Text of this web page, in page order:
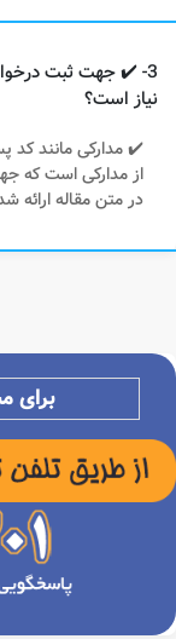
3- ✔️ جهت ثبت
نیاز است؟
✔️ مدارکی مانند
از مدارکی است که
در متن مقاله ارائه
برای